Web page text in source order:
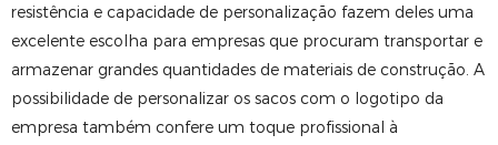
resistência e capacidade de personalização fazem deles uma
excelente escolha para empresas que procuram transportar e
armazenar grandes quantidades de materiais de construção. A
possibilidade de personalizar os sacos com o logotipo da
empresa também confere um toque profissional à